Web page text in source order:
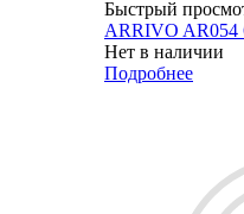
Быстрый
ARRIVO AR054
Нет в наличии
Подробнее